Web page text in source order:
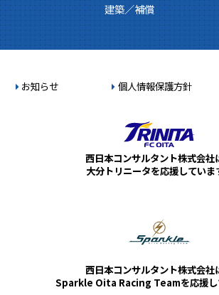
建築／補償
お知らせ 個人情報保護方針
西日本コンサルタント株式会社
大分トリニータを応援していま
西日本コンサルタント株式会社
Sparkle Oita Racing Teamを応援し